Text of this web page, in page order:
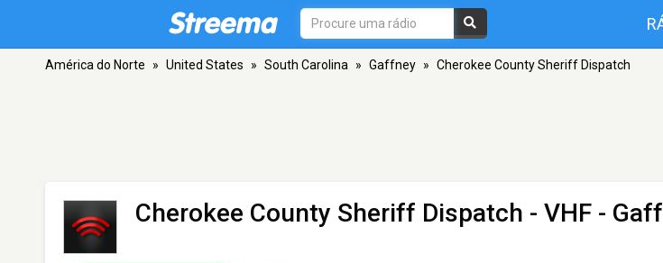
América do Norte » United States » South Carolina » Gaffney » Cherokee County Sheriff Dispatch
Cherokee County Sheriff Dispatch - VHF -